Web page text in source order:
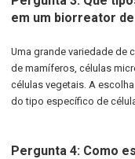
em um biorreator
Uma grande variedade de
de mamíferos, células
células vegetais. A
do tipo específico de
Pergunta 4: Como